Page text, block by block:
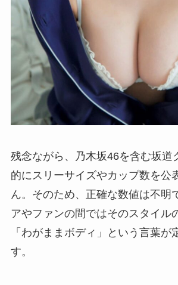
残念ながら、乃木坂46を含む坂道
的にスリーサイズやカップ数を公
ん。そのため、正確な数値は不明
アやファンの間ではそのスタイル
「わがままボディ」という言葉が
す。